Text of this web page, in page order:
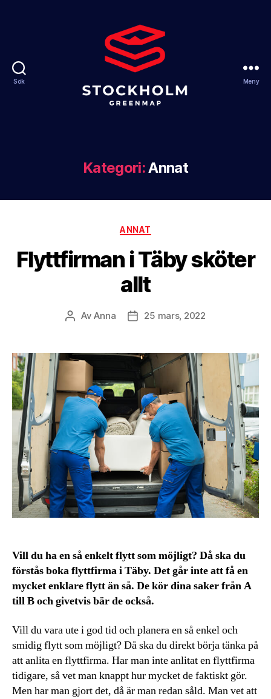
Sök Meny
Kategori:Annat
Kategorier
ANNAT
Flyttfirman i Täby sköter
allt
Inläggsförfattare
AvAnna Inläggsdatum
25 mars, 2022
Vill du ha en så enkelt flytt som möjligt? Då ska du
förstås boka flyttfirma i Täby. Det går inte att få en
mycket enklare flytt än så. De kör dina saker från A
till B och givetvis bär de också.
Vill du vara ute i god tid och planera en så enkel och
smidig flytt som möjligt? Då ska du direkt börja tänka på
att anlita en flyttfirma. Har man inte anlitat en flyttfirma
tidigare, så vet man knappt hur mycket de faktiskt gör.
Men har man gjort det, då är man redan såld. Man vet att